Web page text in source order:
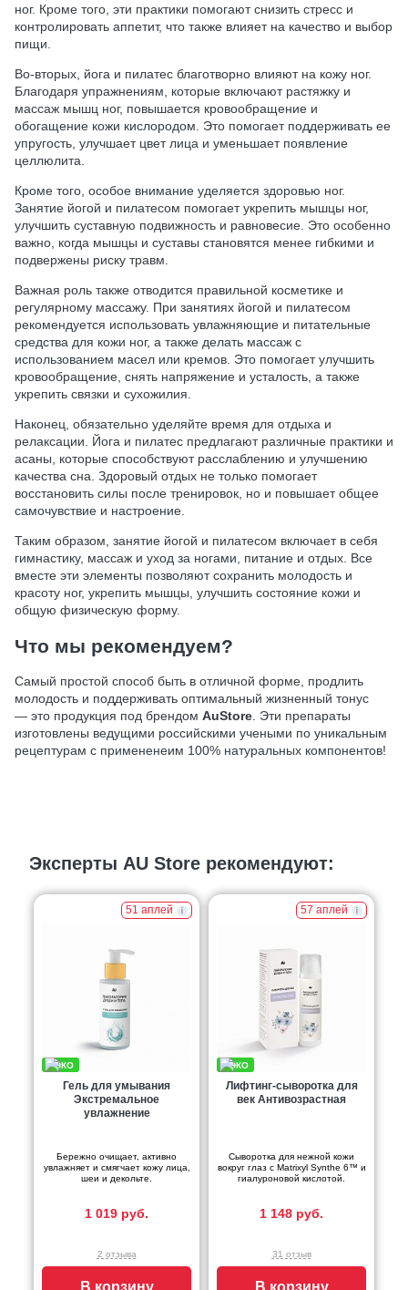
ног. Кроме того, эти практики помогают снизить стресс и
контролировать аппетит, что также влияет на качество и выбор
пищи.
Во-вторых, йога и пилатес благотворно влияют на кожу ног.
Благодаря упражнениям, которые включают растяжку и
массаж мышц ног, повышается кровообращение и
обогащение кожи кислородом. Это помогает поддерживать ее
упругость, улучшает цвет лица и уменьшает появление
целлюлита.
Кроме того, особое внимание уделяется здоровью ног.
Занятие йогой и пилатесом помогает укрепить мышцы ног,
улучшить суставную подвижность и равновесие. Это особенно
важно, когда мышцы и суставы становятся менее гибкими и
подвержены риску травм.
Важная роль также отводится правильной косметике и
регулярному массажу. При занятиях йогой и пилатесом
рекомендуется использовать увлажняющие и питательные
средства для кожи ног, а также делать массаж с
использованием масел или кремов. Это помогает улучшить
кровообращение, снять напряжение и усталость, а также
укрепить связки и сухожилия.
Наконец, обязательно уделяйте время для отдыха и
релаксации. Йога и пилатес предлагают различные практики и
асаны, которые способствуют расслаблению и улучшению
качества сна. Здоровый отдых не только помогает
восстановить силы после тренировок, но и повышает общее
самочувствие и настроение.
Таким образом, занятие йогой и пилатесом включает в себя
гимнастику, массаж и уход за ногами, питание и отдых. Все
вместе эти элементы позволяют сохранить молодость и
красоту ног, укрепить мышцы, улучшить состояние кожи и
общую физическую форму.
Что мы рекомендуем?
Самый простой способ быть в отличной форме, продлить
молодость и поддерживать оптимальный жизненный тонус
— это продукция под брендом AuStore. Эти препараты
изготовлены ведущими российскими учеными по уникальным
рецептурам с примененеим 100% натуральных компонентов!
Эксперты AU Store рекомендуют:
51 аплей
Гель для умывания
Экстремальное
увлажнение
Бережно очищает, активно
увлажняет и смягчает кожу лица,
шеи и декольте.
1 019 руб.
2 отзыва
В корзину
57 аплей
Лифтинг-сыворотка для
век Антивозрастная
Сыворотка для нежной кожи
вокруг глаз с Matrixyl Synthe 6™ и
гиалуроновой кислотой.
1 148 руб.
31 отзыв
В корзину